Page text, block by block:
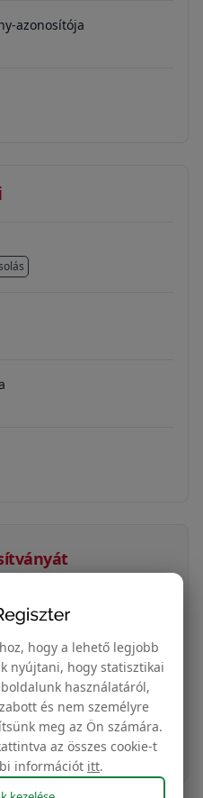
azonosítója
+ címke
tanúsítványa és az
weboldalcímke
most
hogy a lehető legjobb
nyújtani, hogy statisztikai
használatáról,
és nem személyre
meg az Ön számára.
az összes cookie-t
információt itt.